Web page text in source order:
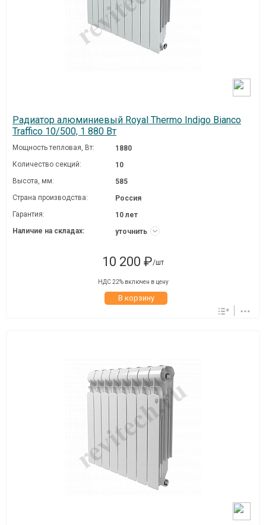
Радиатор алюминиевый Royal Thermo Indigo Bianco
Traffico 10/500, 1 880 Вт
Мощность тепловая, Вт:
1880
Количество секций:
10
Высота, мм:
585
Страна производства:
Россия
Гарантия:
10 лет
Наличие на складах:
уточнить
10 200 ₽/шт
НДС 22% включен в цену
В корзину